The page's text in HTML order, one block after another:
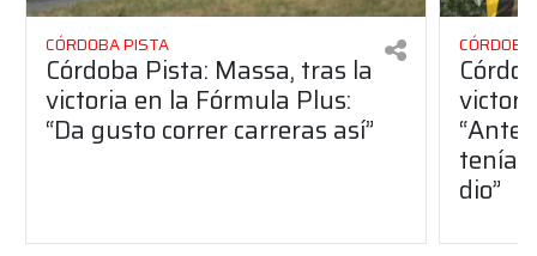
CÓRDOBA PISTA
Córdoba Pista: Massa, tras la
victoria en la Fórmula Plus:
“Da gusto correr carreras así”
dio”